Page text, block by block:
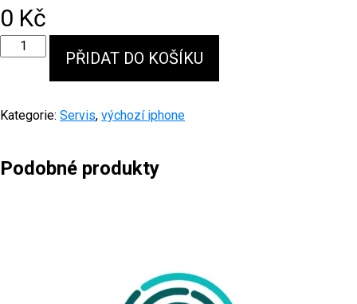
0 Kč
Oprava
přední
PŘIDAT DO KOŠÍKU
Kategorie: Servis, výchozí iphone
Podobné produkty